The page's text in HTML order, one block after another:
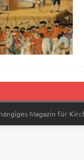
Magazin für